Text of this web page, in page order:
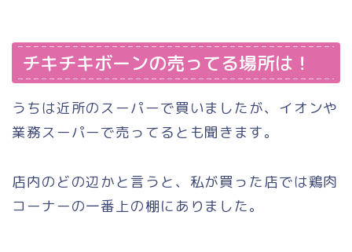
チキチキボーンの売ってる場所は！
うちは近所のスーパーで買いましたが、イオンや
業務スーパーで売ってるとも聞きます。
店内のどの辺かと言うと、私が買った店では鶏肉
コーナーの一番上の棚にありました。